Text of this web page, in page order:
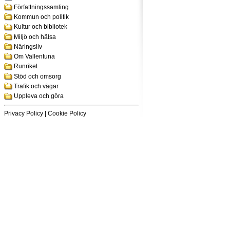
Författningssamling
Kommun och politik
Kultur och bibliotek
Miljö och hälsa
Näringsliv
Om Vallentuna
Runriket
Stöd och omsorg
Trafik och vägar
Uppleva och göra
Privacy Policy | Cookie Policy